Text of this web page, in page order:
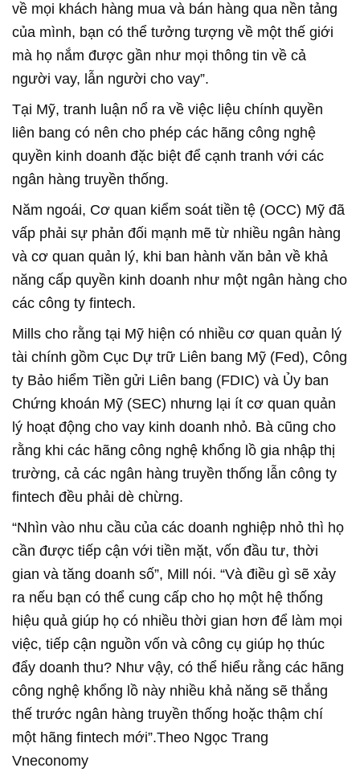
về mọi khách hàng mua và bán hàng qua nền tảng
của mình, bạn có thể tưởng tượng về một thế giới
mà họ nắm được gần như mọi thông tin về cả
người vay, lẫn người cho vay”.
Tại Mỹ, tranh luận nổ ra về việc liệu chính quyền
liên bang có nên cho phép các hãng công nghệ
quyền kinh doanh đặc biệt để cạnh tranh với các
ngân hàng truyền thống.
Năm ngoái, Cơ quan kiểm soát tiền tệ (OCC) Mỹ đã
vấp phải sự phản đối mạnh mẽ từ nhiều ngân hàng
và cơ quan quản lý, khi ban hành văn bản về khả
năng cấp quyền kinh doanh như một ngân hàng cho
các công ty fintech.
Mills cho rằng tại Mỹ hiện có nhiều cơ quan quản lý
tài chính gồm Cục Dự trữ Liên bang Mỹ (Fed), Công
ty Bảo hiểm Tiền gửi Liên bang (FDIC) và Ủy ban
Chứng khoán Mỹ (SEC) nhưng lại ít cơ quan quản
lý hoạt động cho vay kinh doanh nhỏ. Bà cũng cho
rằng khi các hãng công nghệ khổng lồ gia nhập thị
trường, cả các ngân hàng truyền thống lẫn công ty
fintech đều phải dè chừng.
“Nhìn vào nhu cầu của các doanh nghiệp nhỏ thì họ
cần được tiếp cận với tiền mặt, vốn đầu tư, thời
gian và tăng doanh số”, Mill nói. “Và điều gì sẽ xảy
ra nếu bạn có thể cung cấp cho họ một hệ thống
hiệu quả giúp họ có nhiều thời gian hơn để làm mọi
việc, tiếp cận nguồn vốn và công cụ giúp họ thúc
đẩy doanh thu? Như vậy, có thể hiểu rằng các hãng
công nghệ khổng lồ này nhiều khả năng sẽ thắng
thế trước ngân hàng truyền thống hoặc thậm chí
một hãng fintech mới”.Theo Ngọc Trang
Vneconomy